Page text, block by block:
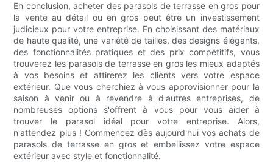
En conclusion, acheter des parasols de terrasse en gros pour
la vente au détail ou en gros peut être un investissement
judicieux pour votre entreprise. En choisissant des matériaux
de haute qualité, une variété de tailles, des designs élégants,
des fonctionnalités pratiques et des prix compétitifs, vous
trouverez les parasols de terrasse en gros les mieux adaptés
à vos besoins et attirerez les clients vers votre espace
extérieur. Que vous cherchiez à vous approvisionner pour la
saison à venir ou à revendre à d'autres entreprises, de
nombreuses options s'offrent à vous pour vous aider à
trouver le parasol idéal pour votre entreprise. Alors,
n'attendez plus ! Commencez dès aujourd'hui vos achats de
parasols de terrasse en gros et embellissez votre espace
extérieur avec style et fonctionnalité.